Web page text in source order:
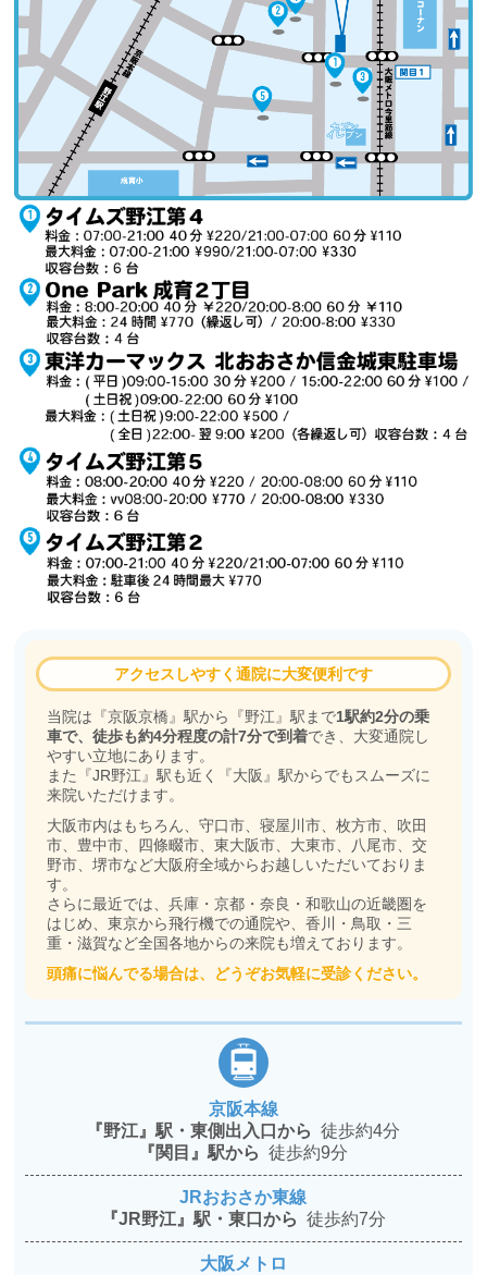
アクセスしやすく通院に大変便利です
当院は『京阪京橋』駅から『野江』駅まで1駅約2分の乗
車で、徒歩も約4分程度の計7分で到着でき、大変通院し
やすい立地にあります。
また『JR野江』駅も近く『大阪』駅からでもスムーズに
来院いただけます。
大阪市内はもちろん、守口市、寝屋川市、枚方市、吹田
市、豊中市、四條畷市、東大阪市、大東市、八尾市、交
野市、堺市など大阪府全域からお越しいただいておりま
す。
さらに最近では、兵庫・京都・奈良・和歌山の近畿圏を
はじめ、東京から飛行機での通院や、香川・鳥取・三
重・滋賀など全国各地からの来院も増えております。
頭痛に悩んでる場合は、どうぞお気軽に受診ください。
京阪本線
『野江』駅・東側出入口から徒歩約4分
『関目』駅から徒歩約9分
JRおおさか東線
『JR野江』駅・東口から 徒歩約7分
大阪メトロ